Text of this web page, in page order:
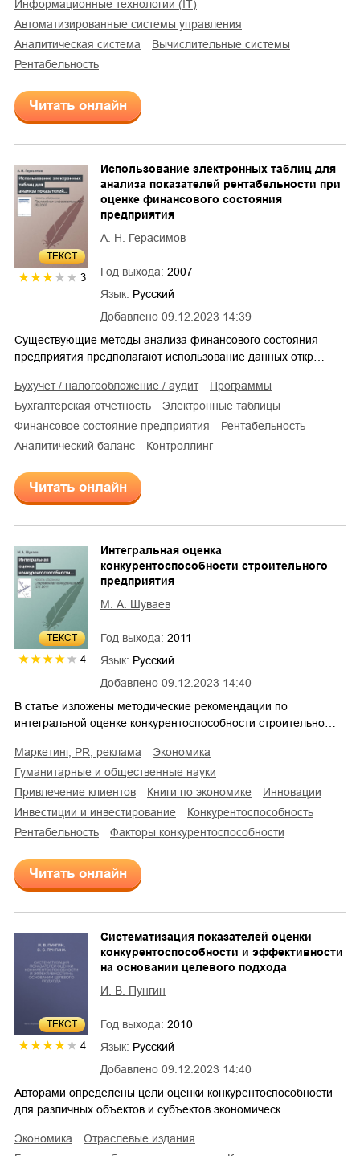
информационные технологии (IT)
автоматизированные системы управления
аналитическая система
вычислительные системы
рентабельность
Читать онлайн
ТЕКСТ
3
Добавлено 09.12.2023 14:39
Использование электронных таблиц для
анализа показателей рентабельности при
оценке финансового состояния
предприятия
А. Н. Герасимов
Год выхода: 2007
Язык: Русский
Существующие методы анализа финансового состояния
предприятия предполагают использование данных откр…
бухучет / налогообложение / аудит
программы
бухгалтерская отчетность
электронные таблицы
финансовое состояние предприятия
рентабельность
аналитический баланс
контроллинг
Читать онлайн
ТЕКСТ
4
Добавлено 09.12.2023 14:40
Интегральная оценка
конкурентоспособности строительного
предприятия
М. А. Шуваев
Год выхода: 2011
Язык: Русский
В статье изложены методические рекомендации по
интегральной оценке конкурентоспособности строительно…
маркетинг, PR, реклама
экономика
гуманитарные и общественные науки
привлечение клиентов
книги по экономике
инновации
инвестиции и инвестирование
конкурентоспособность
рентабельность
факторы конкурентоспособности
Читать онлайн
ТЕКСТ
4
Добавлено 09.12.2023 14:40
Систематизация показателей оценки
конкурентоспособности и эффективности
на основании целевого подхода
И. В. Пунгин
Год выхода: 2010
Язык: Русский
Авторами определены цели оценки конкурентоспособности
для различных объектов и субъектов экономическ…
экономика
отраслевые издания